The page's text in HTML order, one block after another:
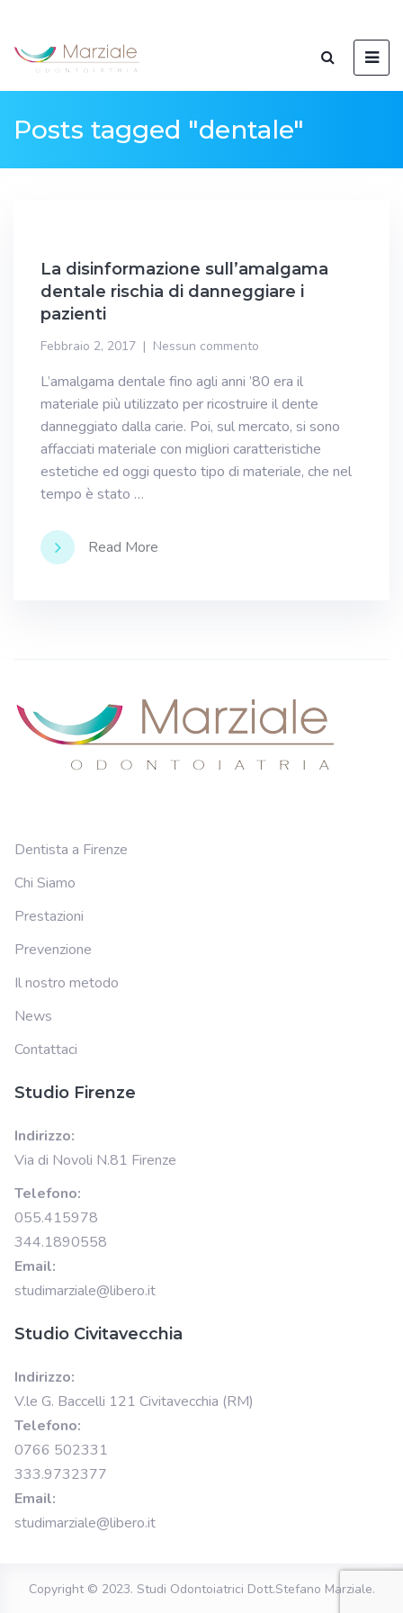
Posts tagged "dentale"
La disinformazione sull’amalgama
dentale rischia di danneggiare i
pazienti
Febbraio 2, 2017 Nessun commento
L’amalgama dentale fino agli anni ’80 era il
materiale più utilizzato per ricostruire il dente
danneggiato dalla carie. Poi, sul mercato, si sono
affacciati materiale con migliori caratteristiche
estetiche ed oggi questo tipo di materiale, che nel
tempo è stato …
Read More
Dentista a Firenze
Chi Siamo
Prestazioni
Prevenzione
Il nostro metodo
News
Contattaci
Studio Firenze
Indirizzo:
Via di Novoli N.81 Firenze
Telefono:
055.415978
344.1890558
Email:
studimarziale@libero.it
Studio Civitavecchia
Indirizzo:
V.le G. Baccelli 121 Civitavecchia (RM)
Telefono:
0766 502331
333.9732377
Email:
studimarziale@libero.it
Copyright © 2023. Studi Odontoiatrici Dott.Stefano Marziale.